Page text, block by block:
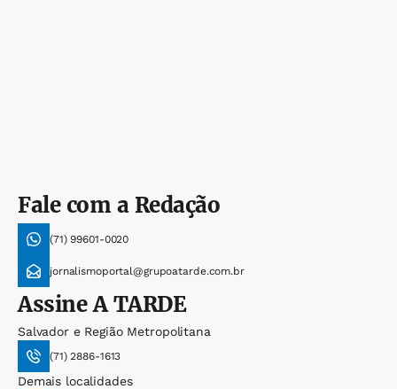
Fale com a Redação
(71) 99601-0020
jornalismoportal@grupoatarde.com.br
AssineA TARDE
Salvador e Região Metropolitana
(71) 2886-1613
Demais localidades